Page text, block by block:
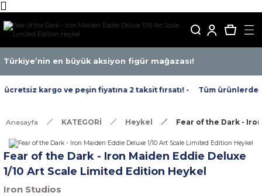
Türkiye’nin en büyük aksiyon figür mağazası!
kargo ve peşin fiyatına 2 taksit fırsatı! - Tüm ürünlerde
Anasayfa KATEGORİ Heykel Fear of the Dark -
Fear of the Dark - Iron Maiden Eddie Deluxe
1/10 Art Scale Limited Edition Heykel
Iron Studios